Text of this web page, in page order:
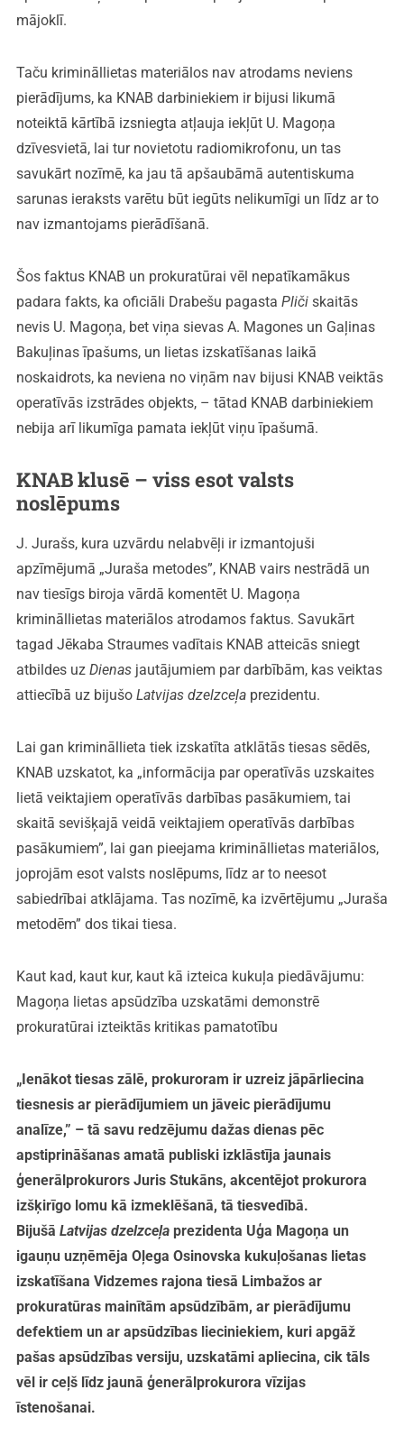
mājoklī.
Taču krimināllietas materiālos nav atrodams neviens
pierādījums, ka KNAB darbiniekiem ir bijusi likumā
noteiktā kārtībā izsniegta atļauja iekļūt U. Magoņa
dzīvesvietā, lai tur novietotu radiomikrofonu, un tas
savukārt nozīmē, ka jau tā apšaubāmā autentiskuma
sarunas ieraksts varētu būt iegūts nelikumīgi un līdz ar to
nav izmantojams pierādīšanā.
Šos faktus KNAB un prokuratūrai vēl nepatīkamākus
padara fakts, ka oficiāli Drabešu pagasta Pličiskaitās
nevis U. Magoņa, bet viņa sievas A. Magones un Gaļinas
Bakuļinas īpašums, un lietas izskatīšanas laikā
noskaidrots, ka neviena no viņām nav bijusi KNAB veiktās
operatīvās izstrādes objekts, – tātad KNAB darbiniekiem
nebija arī likumīga pamata iekļūt viņu īpašumā.
KNAB klusē – viss esot valsts
noslēpums
J. Jurašs, kura uzvārdu nelabvēļi ir izmantojuši
apzīmējumā „Juraša metodes”, KNAB vairs nestrādā un
nav tiesīgs biroja vārdā komentēt U. Magoņa
krimināllietas materiālos atrodamos faktus. Savukārt
tagad Jēkaba Straumes vadītais KNAB atteicās sniegt
atbildes uz Dienasjautājumiem par darbībām, kas veiktas
attiecībā uz bijušo Latvijas dzelzceļaprezidentu.
Lai gan krimināllieta tiek izskatīta atklātās tiesas sēdēs,
KNAB uzskatot, ka „informācija par operatīvās uzskaites
lietā veiktajiem operatīvās darbības pasākumiem, tai
skaitā sevišķajā veidā veiktajiem operatīvās darbības
pasākumiem”, lai gan pieejama krimināllietas materiālos,
joprojām esot valsts noslēpums, līdz ar to neesot
sabiedrībai atklājama. Tas nozīmē, ka izvērtējumu „Juraša
metodēm” dos tikai tiesa.
Kaut kad, kaut kur, kaut kā izteica kukuļa piedāvājumu:
Magoņa lietas apsūdzība uzskatāmi demonstrē
prokuratūrai izteiktās kritikas pamatotību
„Ienākot tiesas zālē, prokuroram ir uzreiz jāpārliecina
tiesnesis ar pierādījumiem un jāveic pierādījumu
analīze,” – tā savu redzējumu dažas dienas pēc
apstiprināšanas amatā publiski izklāstīja jaunais
ģenerālprokurors Juris Stukāns, akcentējot prokurora
izšķirīgo lomu kā izmeklēšanā, tā tiesvedībā.
Bijušā Latvijas dzelzceļa prezidenta Uģa Magoņa un
igauņu uzņēmēja Oļega Osinovska kukuļošanas lietas
izskatīšana Vidzemes rajona tiesā Limbažos ar
prokuratūras mainītām apsūdzībām, ar pierādījumu
defektiem un ar apsūdzības lieciniekiem, kuri apgāž
pašas apsūdzības versiju, uzskatāmi apliecina, cik tāls
vēl ir ceļš līdz jaunā ģenerālprokurora vīzijas
īstenošanai.